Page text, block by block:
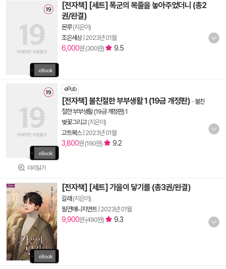
[전자책] [세트] 폭군의 목줄을 놓아주었더니 (총2
권/완결)
몬루(지은이)
조은세상| 2023년 01월
6,000원 (300원) 9.5
미리읽기
ePub
[전자책] 불친절한 부부생활 1 (19금 개정판) -불친
절한 부부생활 (19금 개정판) 1
벚꽃그리고(지은이)
고트북스| 2023년 01월
3,800원 (190원) 9.2
[전자책] [세트] 가을이 닿기를 (총3권/완결)
길래 (지은이)
필연매니지먼트| 2023년 01월
9,900원 (490원) 9.3